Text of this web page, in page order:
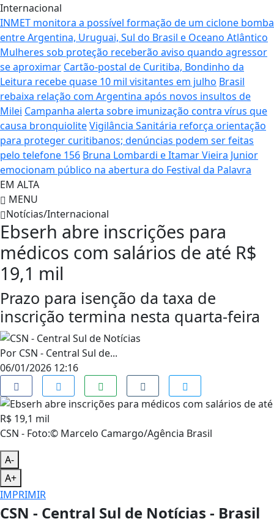
Internacional
INMET monitora a possível formação de um ciclone bomba
entre Argentina, Uruguai, Sul do Brasil e Oceano Atlântico
Mulheres sob proteção receberão aviso quando agressor
se aproximar Cartão-postal de Curitiba, Bondinho da
Leitura recebe quase 10 mil visitantes em julho Brasil
rebaixa relação com Argentina após novos insultos de
Milei Campanha alerta sobre imunização contra vírus que
causa bronquioliteVigilância Sanitária reforça orientação
para proteger curitibanos; denúncias podem ser feitas
pelo telefone 156 Bruna Lombardi e Itamar Vieira Junior
emocionam público na abertura do Festival da Palavra
EM ALTA
MENU
Notícias/Internacional
Ebserh abre inscrições para
médicos com salários de até R$
19,1 mil
Prazo para isenção da taxa de
inscrição termina nesta quarta-feira
Por CSN - Central Sul de...
06/01/2026 12:16
CSN - Foto:© Marcelo Camargo/Agência Brasil
A-
A+
IMPRIMIR
CSN - Central Sul de Notícias - Brasil